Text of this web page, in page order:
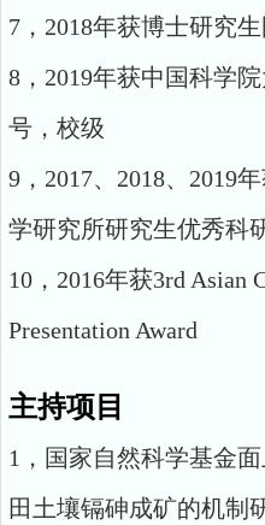
7，2018年获博士研究
8，2019年获中国科学
号，校级
9，2017、2018、2019
学研究所研究生优秀科
10，2016年获3rd Asian
Presentation Award
主持项目
1，国家自然科学基金
田土壤镉砷成矿的机制